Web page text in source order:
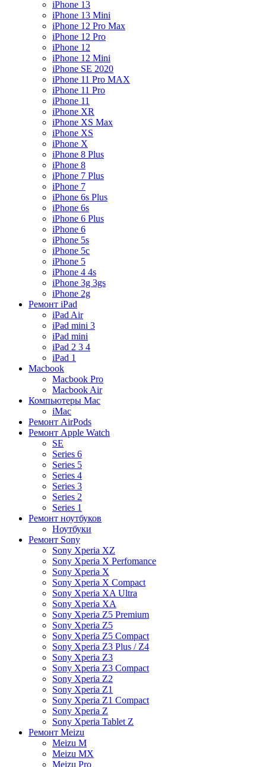
iPhone 13
iPhone 13 Mini
iPhone 12 Pro Max
iPhone 12 Pro
iPhone 12
iPhone 12 Mini
iPhone SE 2020
iPhone 11 Pro MAX
iPhone 11 Pro
iPhone 11
iPhone XR
iPhone XS Max
iPhone XS
iPhone X
iPhone 8 Plus
iPhone 8
iPhone 7 Plus
iPhone 7
iPhone 6s Plus
iPhone 6s
iPhone 6 Plus
iPhone 6
iPhone 5s
iPhone 5c
iPhone 5
iPhone 4 4s
iPhone 3g 3gs
iPhone 2g
Ремонт iPad
iPad Air
iPad mini 3
iPad mini
iPad 2 3 4
iPad 1
Macbook
Macbook Pro
Macbook Air
Компьютеры Mac
iMac
Ремонт AirPods
Ремонт Apple Watch
SE
Series 6
Series 5
Series 4
Series 3
Series 2
Series 1
Ремонт ноутбуков
Ноутбуки
Ремонт Sony
Sony Xperia XZ
Sony Xperia X Perfomance
Sony Xperia X
Sony Xperia X Compact
Sony Xperia XA Ultra
Sony Xperia XA
Sony Xperia Z5 Premium
Sony Xperia Z5
Sony Xperia Z5 Compact
Sony Xperia Z3 Plus / Z4
Sony Xperia Z3
Sony Xperia Z3 Compact
Sony Xperia Z2
Sony Xperia Z1
Sony Xperia Z1 Compact
Sony Xperia Z
Sony Xperia Tablet Z
Ремонт Meizu
Meizu M
Meizu MX
Meizu Pro